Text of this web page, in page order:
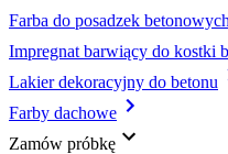
Farba do posadzek betonowych
Impregnat barwiący do kostki
Lakier dekoracyjny do betonu
Farby dachowe
Zamów próbkę